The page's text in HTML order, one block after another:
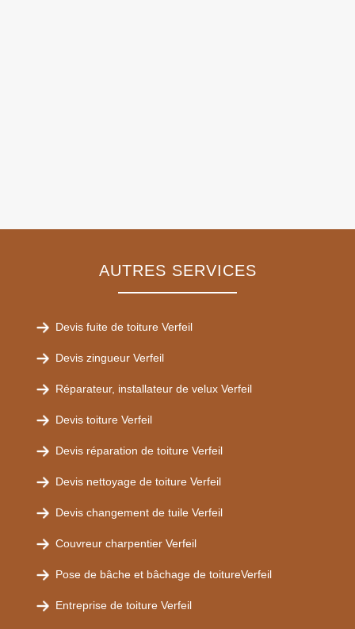
AUTRES SERVICES
Devis fuite de toiture Verfeil
Devis zingueur Verfeil
Réparateur, installateur de velux Verfeil
Devis toiture Verfeil
Devis réparation de toiture Verfeil
Devis nettoyage de toiture Verfeil
Devis changement de tuile Verfeil
Couvreur charpentier Verfeil
Pose de bâche et bâchage de toitureVerfeil
Entreprise de toiture Verfeil